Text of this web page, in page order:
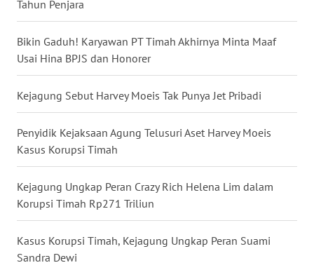
Tahun Penjara
Bikin Gaduh! Karyawan PT Timah Akhirnya Minta Maaf
Usai Hina BPJS dan Honorer
Kejagung Sebut Harvey Moeis Tak Punya Jet Pribadi
Penyidik Kejaksaan Agung Telusuri Aset Harvey Moeis
Kasus Korupsi Timah
Kejagung Ungkap Peran Crazy Rich Helena Lim dalam
Korupsi Timah Rp271 Triliun
Kasus Korupsi Timah, Kejagung Ungkap Peran Suami
Sandra Dewi
JATIM
BALI
WN
KALBAR